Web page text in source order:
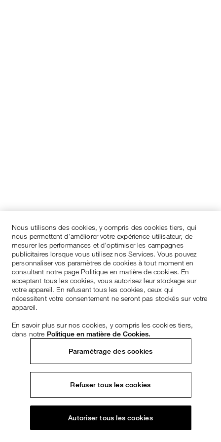
Nous utilisons des cookies, y compris des cookies tiers, qui
nous permettent d’améliorer votre expérience utilisateur, de
mesurer les performances et d’optimiser les campagnes
publicitaires lorsque vous utilisez nos Services. Vous pouvez
personnaliser vos paramètres de cookies à tout moment en
consultant notre page Politique en matière de cookies. En
acceptant tous les cookies, vous autorisez leur stockage sur
votre appareil. En refusant tous les cookies, ceux qui
nécessitent votre consentement ne seront pas stockés sur votre
appareil.
En savoir plus sur nos cookies, y compris les cookies tiers,
dans notre Politique en matière de Cookies.
Paramétrage des cookies
Refuser tous les cookies
Autoriser tous les cookies